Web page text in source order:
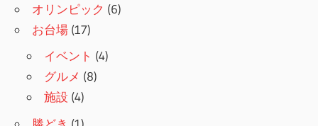
オリンピック (6)
お台場 (17)
イベント (4)
グルメ (8)
施設 (4)